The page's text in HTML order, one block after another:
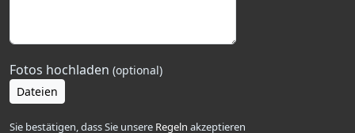
Fotos hochladen (optional)
Dateien
Sie bestätigen, dass Sie unsere Regeln akzeptieren